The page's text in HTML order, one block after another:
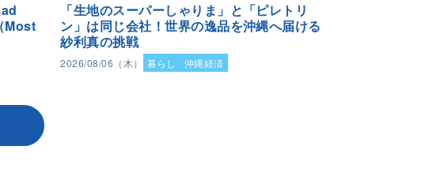
Most
「生地のスーパーしゃりま」と「ピレトリ
ン」は同じ会社！世界の逸品を沖縄へ届ける
紗利真の挑戦
2026/08/06（木） 暮らし 沖縄経済